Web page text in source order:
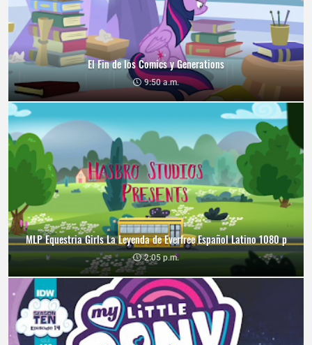
El Fin de los Comics y Generations
9:50 a.m.
MLP Equestria Girls La Leyenda de Everfree Español Latino 1080 p
2:05 p.m.